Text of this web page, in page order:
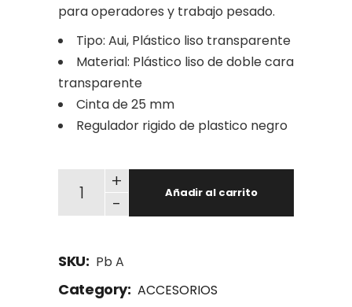
para operadores y trabajo pesado.
Tipo: Aui, Plástico liso transparente
Material: Plástico liso de doble cara
transparente
Cinta de 25 mm
Regulador rigido de plastico negro
Pb A Porta credencial de brazo A quantity
-
+
Añadir al carrito
SKU: Pb A
Category: ACCESORIOS